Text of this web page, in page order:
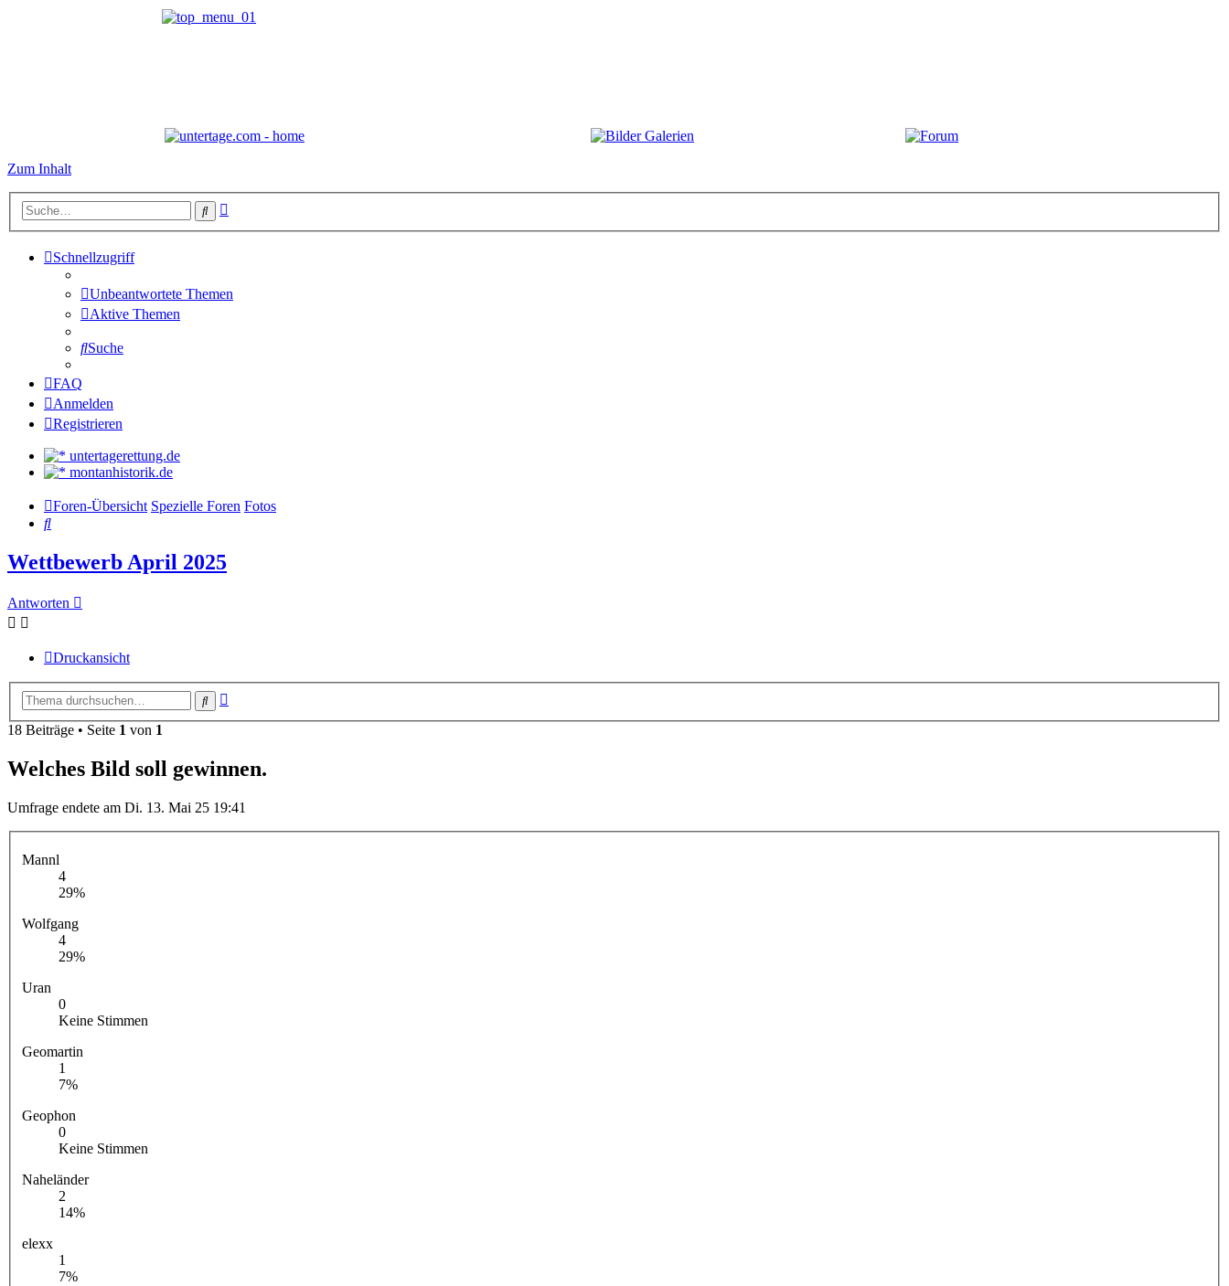
Zum Inhalt
Suche
Schnellzugriff
Unbeantwortete Themen
Aktive Themen
Suche
FAQ
Anmelden
Registrieren
untertagerettung.de
montanhistorik.de
Foren-Übersicht Spezielle Foren Fotos
Suche
Wettbewerb April 2025
Antworten
Druckansicht
Suche
18 Beiträge • Seite 1 von 1
Welches Bild soll gewinnen.
Umfrage endete am Di. 13. Mai 25 19:41
Mannl
4
29%
Wolfgang
4
29%
Uran
0
Keine Stimmen
Geomartin
1
7%
Geophon
0
Keine Stimmen
Naheländer
2
14%
elexx
1
7%